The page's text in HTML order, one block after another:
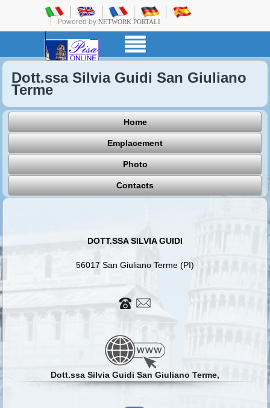
Powered by NETWORK PORTALI
Dott.ssa Silvia Guidi San Giuliano
Terme
Home
Emplacement
Photo
Contacts
DOTT.SSA SILVIA GUIDI
56017 San Giuliano Terme (PI)
Dott.ssa Silvia Guidi San Giuliano Terme,